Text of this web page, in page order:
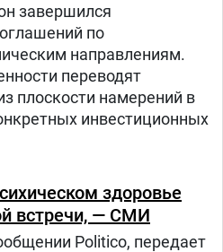
завершился
по
направлениям.
переводят
плоскости намерений в
инвестиционных
здоровье
встречи, — СМИ
Politico, передает